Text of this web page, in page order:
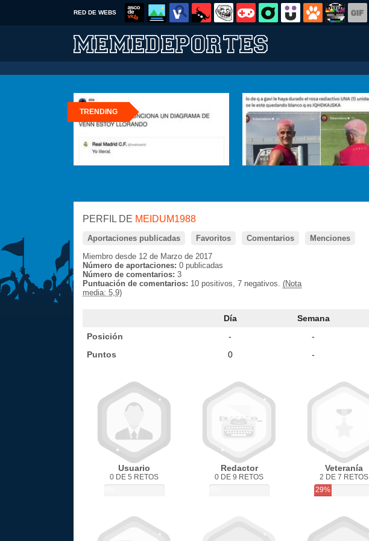
RED DE WEBS
TRENDING
PERFIL DE MEIDUM1988
Aportaciones publicadas Favoritos Comentarios
Menciones
Miembro desde 12 de Marzo de 2017
Número de aportaciones: 0 publicadas
Número de comentarios: 3
Puntuación de comentarios: 10 positivos, 7 negativos. (Nota
media: 5,9)
Día Semana
Posición
- -
Puntos
0 -
Usuario
0 DE 5 RETOS
Redactor
0 DE 9 RETOS
Veteranía
2 DE 7 RETOS
29%